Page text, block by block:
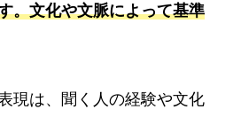
。文化や文脈によって基準
現は、聞く人の経験や文化